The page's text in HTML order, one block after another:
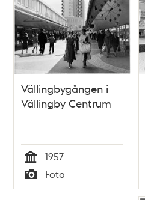
Vällingbygången i
Vällingby Centrum
Tid
1957
Typ
Foto